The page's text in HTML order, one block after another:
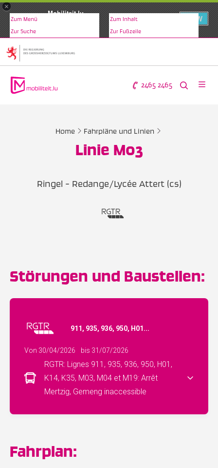
×
Mobiliteit.lu
VIEW
Zum Menü Zum Inhalt
Zur Suche Zur Fußzeile
2465 2465
Home Fahrpläne und Linien
Linie M03
Ringel - Redange/Lycée Attert (cs)
Störungen und Baustellen:
911, 935, 936, 950, H01...
Von 30/04/2026 bis 31/07/2026
RGTR: Lignes 911, 935, 936, 950, H01,
K14, K35, M03, M04 et M19: Arrêt
Mertzig, Gemeng inaccessible
Fahrplan: